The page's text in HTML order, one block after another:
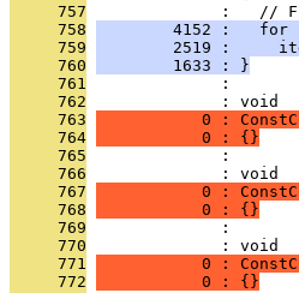
     757
:   //
     758
4152 :   for
     759
2519 :
     760
        1633 : }
     761
              :
     762
              : void
     763
0 :
     764
           0 : {}
     765
              :
     766
              : void
     767
0 :
     768
           0 : {}
     769
              :
     770
              : void
     771
0 :
     772
           0 : {}